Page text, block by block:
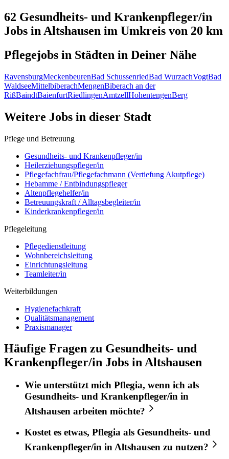
62 Gesundheits- und Krankenpfleger/in
Jobs in Altshausen im Umkreis von 20 km
Pflegejobs in Städten in Deiner Nähe
RavensburgMeckenbeurenBad SchussenriedBad WurzachVogtBad
WaldseeMittelbiberachMengenBiberach an der
RißBaindtBaienfurtRiedlingenAmtzellHohentengenBerg
Weitere Jobs in dieser Stadt
Pflege und Betreuung
Gesundheits- und Krankenpfleger/in
Heilerziehungspfleger/in
Pflegefachfrau/Pflegefachmann (Vertiefung Akutpflege)
Hebamme / Entbindungspfleger
Altenpflegehelfer/in
Betreuungskraft / Alltagsbegleiter/in
Kinderkrankenpfleger/in
Pflegeleitung
Pflegedienstleitung
Wohnbereichsleitung
Einrichtungsleitung
Teamleiter/in
Weiterbildungen
Hygienefachkraft
Qualitätsmanagement
Praxismanager
Häufige Fragen zu Gesundheits- und
Krankenpfleger/in Jobs in Altshausen
Wie unterstützt mich Pflegia, wenn ich als
Gesundheits- und Krankenpfleger/in in
Altshausen arbeiten möchte?
Kostet es etwas, Pflegia als Gesundheits- und
Krankenpfleger/in in Altshausen zu nutzen?